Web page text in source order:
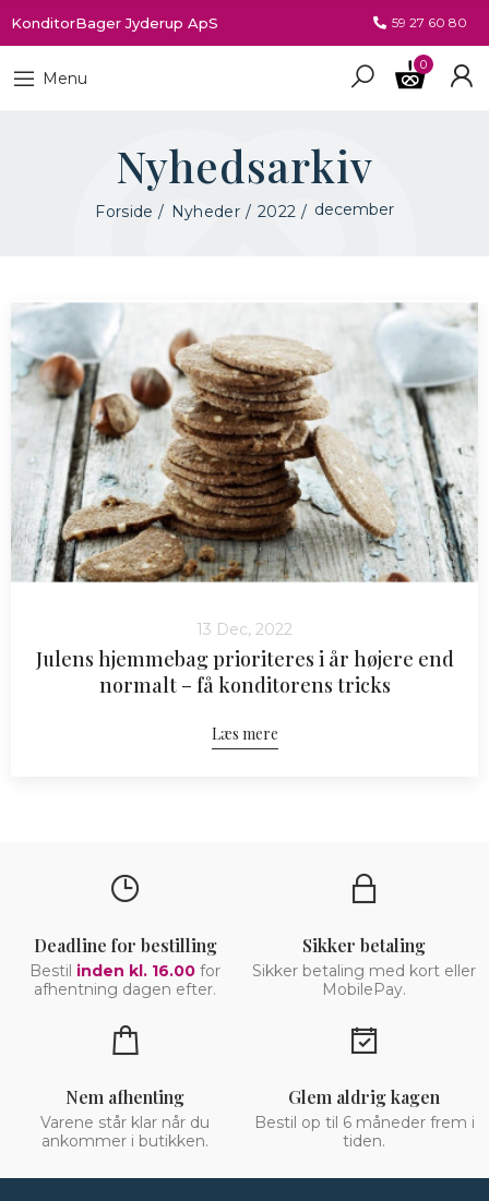
KonditorBager Jyderup ApS 59 27 60 80
Menu
0
Nyhedsarkiv
Forside Nyheder 2022 december
13 Dec, 2022
Julens hjemmebag prioriteres i år højere end
normalt – få konditorens tricks
Læs mere
Deadline for bestilling
Bestil inden kl. 16.00 for
afhentning dagen efter.
Sikker betaling
Sikker betaling med kort eller
MobilePay.
Nem afhenting
Varene står klar når du
ankommer i butikken.
Glem aldrig kagen
Bestil op til 6 måneder frem i
tiden.